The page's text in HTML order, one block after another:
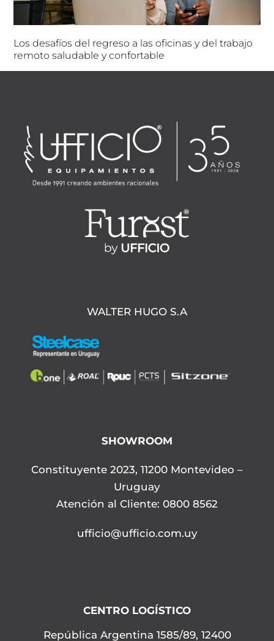
Los desafíos del regreso a las oficinas y del trabajo
remoto saludable y confortable
WALTER HUGO S.A
SHOWROOM
Constituyente 2023, 11200 Montevideo –
Uruguay
Atención al Cliente: 0800 8562
ufficio@ufficio.com.uy
CENTRO LOGÍSTICO
República Argentina 1585/89, 12400